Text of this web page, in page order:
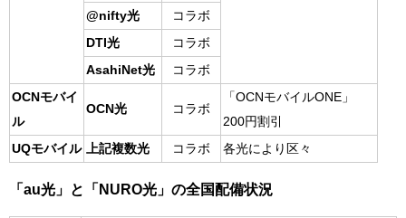
@nifty光
コラボ
DTI光
コラボ
AsahiNet光
コラボ
OCNモバイ
ル
OCN光 コラボ
「OCNモバイルONE」
200円割引
UQモバイル
上記複数光 コラボ 各光により区々
「au光」と「NURO光」の全国配備状況